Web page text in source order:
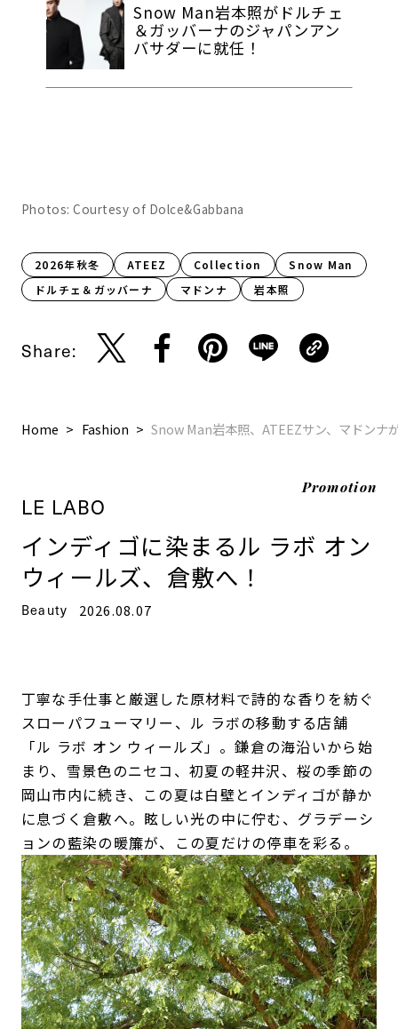
Snow Man岩本照がドルチェ
＆ガッバーナのジャパンアン
バサダーに就任！
Photos: Courtesy of Dolce&Gabbana
2026年秋冬 ATEEZ Collection
Snow Man
ドルチェ＆ガッバーナ
マドンナ 岩本照
Share:
Home Fashion Snow Man岩本照、ATEEZサン、マドンナ
Promotion
LE LABO
インディゴに染まるル ラボ オン
ウィールズ、倉敷へ！
Beauty 2026.08.07
丁寧な手仕事と厳選した原材料で詩的な香りを紡ぐ
スローパフューマリー、ル ラボの移動する店舗
「ル ラボ オン ウィールズ」。鎌倉の海沿いから始
まり、雪景色のニセコ、初夏の軽井沢、桜の季節の
岡山市内に続き、この夏は白壁とインディゴが静か
に息づく倉敷へ。眩しい光の中に佇む、グラデーシ
ョンの藍染の暖簾が、この夏だけの停車を彩る。